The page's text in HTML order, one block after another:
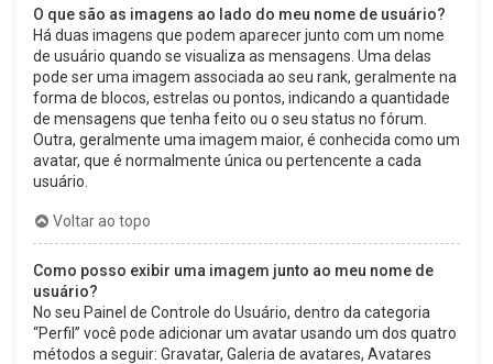
O que são as imagens ao lado do meu nome de usuário?
Há duas imagens que podem aparecer junto com um nome
de usuário quando se visualiza as mensagens. Uma delas
pode ser uma imagem associada ao seu rank, geralmente na
forma de blocos, estrelas ou pontos, indicando a quantidade
de mensagens que tenha feito ou o seu status no fórum.
Outra, geralmente uma imagem maior, é conhecida como um
avatar, que é normalmente única ou pertencente a cada
usuário.
Voltar ao topo
Como posso exibir uma imagem junto ao meu nome de
usuário?
No seu Painel de Controle do Usuário, dentro da categoria
“Perfil” você pode adicionar um avatar usando um dos quatro
métodos a seguir: Gravatar, Galeria de avatares, Avatares